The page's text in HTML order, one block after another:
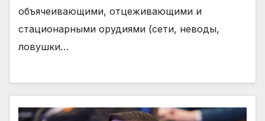
объячеивающими, отцеживающими и
стационарными орудиями (сети, неводы,
ловушки…